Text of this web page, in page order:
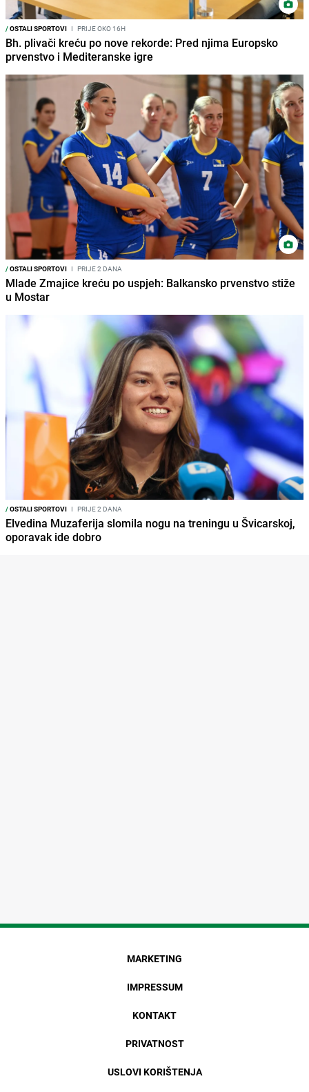
/OSTALI SPORTOVI I PRIJE OKO 16H
Bh. plivači kreću po nove rekorde: Pred njima Europsko
prvenstvo i Mediteranske igre
/OSTALI SPORTOVI I PRIJE 2 DANA
Mlade Zmajice kreću po uspjeh: Balkansko prvenstvo stiže
u Mostar
/OSTALI SPORTOVI I PRIJE 2 DANA
Elvedina Muzaferija slomila nogu na treningu u Švicarskoj,
oporavak ide dobro
MARKETING
IMPRESSUM
KONTAKT
PRIVATNOST
USLOVI KORIŠTENJA